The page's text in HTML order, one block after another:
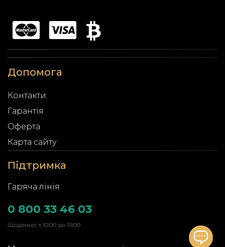
Допомога
Контакти
Гарантія
Оферта
Карта сайту
Підтримка
Гаряча лінія
0 800 33 46 03
Щоденно з 10:00 до 19:00